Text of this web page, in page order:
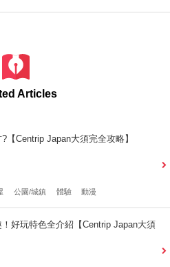
Articles
【Centrip Japan大須完全攻略】
公園/城鎮 體驗 動漫
好玩特色全介紹【Centrip Japan大須